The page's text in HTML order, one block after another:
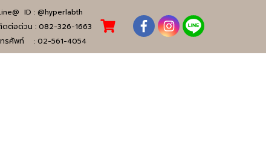
ID : @hyperlabth
ดต่อด่วน : 082-326-1663
ทรศัพท์ : 02-561-4054